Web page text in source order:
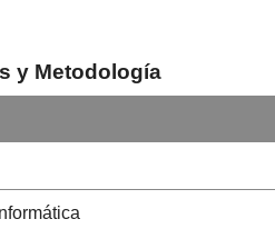
y Metodología